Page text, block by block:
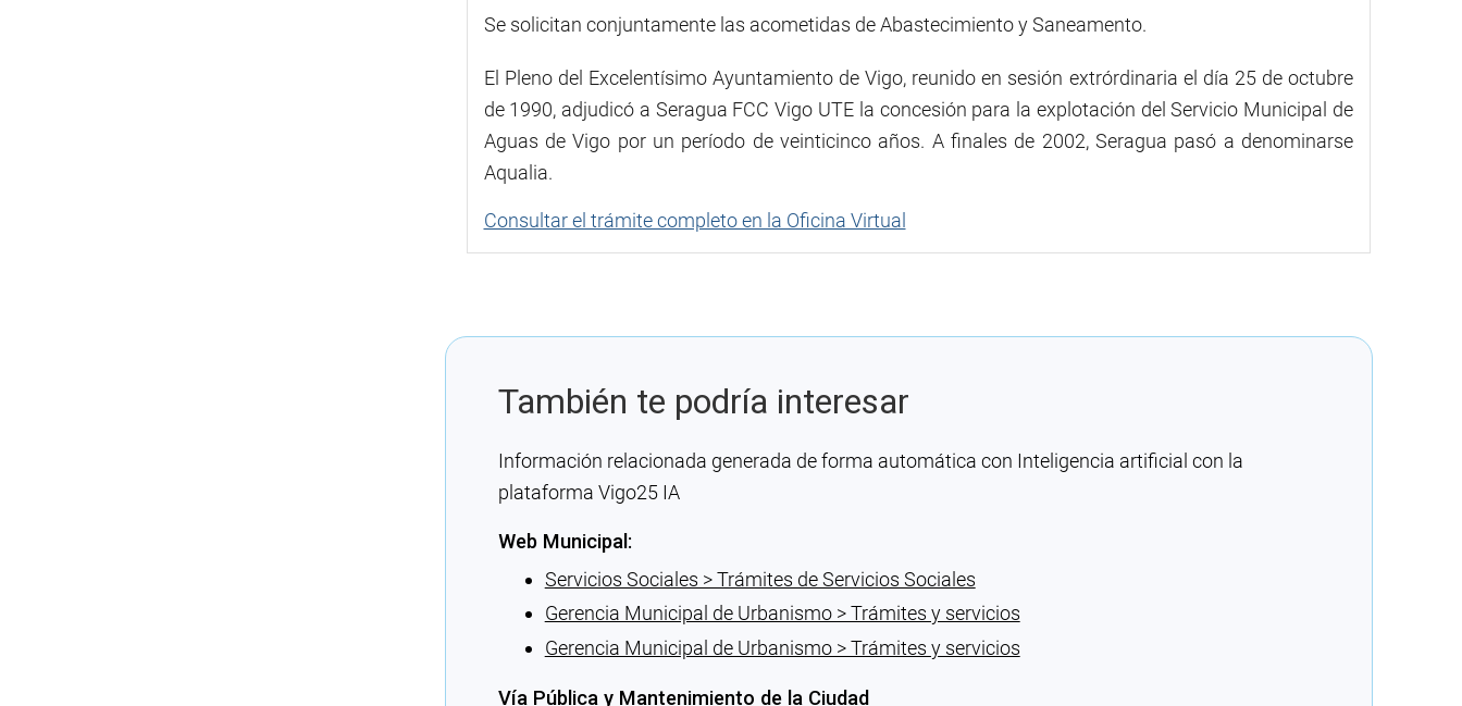
Se solicitan conjuntamente las acometidas de Abastecimiento y Saneamento.
El Pleno del Excelentísimo Ayuntamiento de Vigo, reunido en sesión extrórdinaria el día 25 de octubre
de 1990, adjudicó a Seragua FCC Vigo UTE la concesión para la explotación del Servicio Municipal de
Aguas de Vigo por un período de veinticinco años. A finales de 2002, Seragua pasó a denominarse
Aqualia.
Consultar el trámite completo en la Oficina Virtual
También te podría interesar
Información relacionada generada de forma automática con Inteligencia artificial con la
plataforma Vigo25 IA
Web Municipal:
Servicios Sociales > Trámites de Servicios Sociales
Gerencia Municipal de Urbanismo > Trámites y servicios
Gerencia Municipal de Urbanismo > Trámites y servicios
Vía Pública y Mantenimiento de la Ciudad